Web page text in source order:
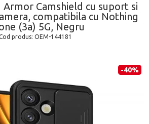
Armor Camshield cu suport si
compatibila cu Nothing
(3a) 5G, Negru
produs: OEM-144181
-40%